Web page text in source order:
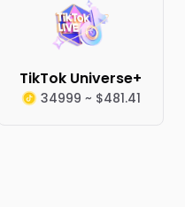
TikTok Universe+
34999 ~ $481.41